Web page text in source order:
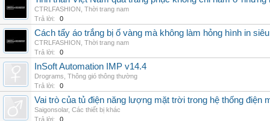
CTRLFASHION Thời trang nam
Trả lời:
0
Cách tẩy áo trắng bị ố vàng mà không làm hỏng hình in
CTRLFASHION Thời trang nam
Trả lời:
0
InSoft Automation IMP v14.4
Drograms Thông gió thông thường
Trả lời:
0
Vai trò của tủ điện năng lượng mặt trời trong hệ thống điện
Saigonsolar, Các thiết bị khác
Trả lời:
0